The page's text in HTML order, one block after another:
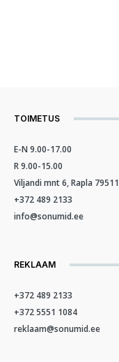
TOIMETUS
E-N 9.00-17.00
R 9.00-15.00
Viljandi mnt 6, Rapla 79511
+372 489 2133
info@sonumid.ee
REKLAAM
+372 489 2133
+372 5551 1084
reklaam@sonumid.ee